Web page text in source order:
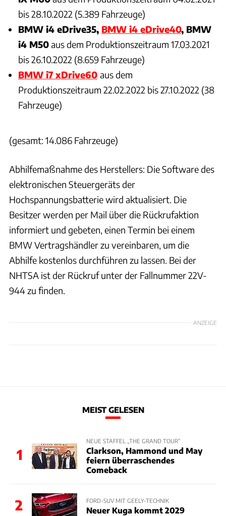
bis 28.10.2022 (5.389 Fahrzeuge)
BMW i4 eDrive35, BMW i4 eDrive40, BMW
i4 M50aus dem Produktionszeitraum 17.03.2021
bis 26.10.2022 (8.659 Fahrzeuge)
BMW i7 xDrive60 aus dem
Produktionszeitraum 22.02.2022 bis 27.10.2022 (38
Fahrzeuge)
(gesamt: 14.086 Fahrzeuge)
Abhilfemaßnahme des Herstellers: Die Software des
elektronischen Steuergeräts der
Hochspannungsbatterie wird aktualisiert. Die
Besitzer werden per Mail über die Rückrufaktion
informiert und gebeten, einen Termin bei einem
BMW Vertragshändler zu vereinbaren, um die
Abhilfe kostenlos durchführen zu lassen. Bei der
NHTSA ist der Rückruf unter der Fallnummer 22V-
944 zu finden.
ANZEIGE
MEIST GELESEN
1
NEUE STAFFEL „THE GRAND TOUR“
Clarkson, Hammond und May
feiern überraschendes
Comeback
2 FORD-SUV MIT GEELY-TECHNIK
Neuer Kuga kommt 2029